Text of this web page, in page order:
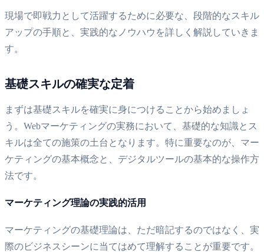
現場で即戦力として活躍するために必要な、段階的なスキル
アップの手順と、実践的なノウハウを詳しく解説していきま
す。
基礎スキルの確実な定着
まずは基礎スキルを確実に身につけることから始めましょ
う。Webマーケティングの実務において、基礎的な知識とス
キルは全ての施策の土台となります。特に重要なのが、マー
ケティングの基本概念と、デジタルツールの基本的な操作方
法です。
マーケティング理論の実践的活用
マーケティングの基礎理論は、ただ暗記するのではなく、実
際のビジネスシーンに当てはめて理解することが重要です。